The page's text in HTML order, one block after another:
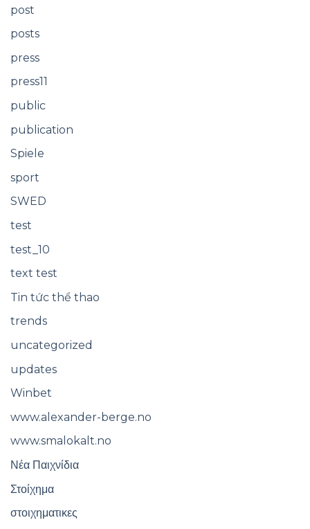
post
posts
press
press11
public
publication
Spiele
sport
SWED
test
test_10
text test
Tin tức thể thao
trends
uncategorized
updates
Winbet
www.alexander-berge.no
www.smalokalt.no
Νέα Παιχνίδια
Στοίχημα
στοιχηματικες